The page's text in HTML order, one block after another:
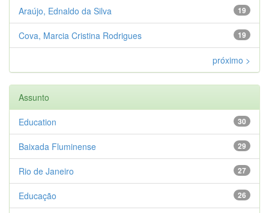
19
Araújo, Ednaldo da Silva
19
Cova, Marcia Cristina Rodrigues
próximo >
Assunto
30
Education
29
Baixada Fluminense
27
Rio de Janeiro
26
Educação